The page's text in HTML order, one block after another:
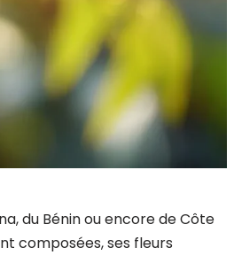
du Bénin ou encore de Côte
composées, ses fleurs